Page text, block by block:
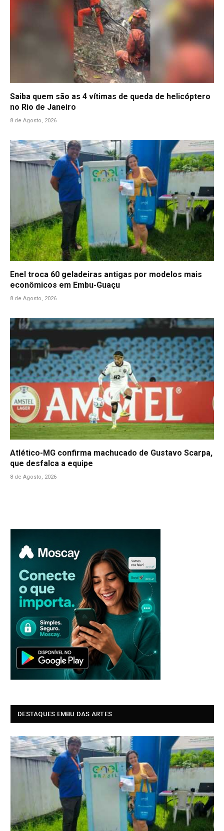
Saiba quem são as 4 vítimas de queda de helicóptero
no Rio de Janeiro
8 de Agosto, 2026
Enel troca 60 geladeiras antigas por modelos mais
econômicos em Embu-Guaçu
8 de Agosto, 2026
Atlético-MG confirma machucado de Gustavo Scarpa,
que desfalca a equipe
8 de Agosto, 2026
DESTAQUES EMBU DAS ARTES